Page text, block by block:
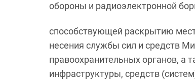
обороны и радиоэлектронной
способствующей раскрытию
несения службы сил и средств
правоохранительных органов, а
инфраструктуры, средств